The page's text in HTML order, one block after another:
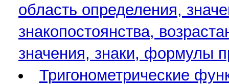
область определения,
знакопостоянства,
значения, знаки, формулы
Тригонометрические